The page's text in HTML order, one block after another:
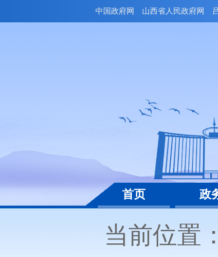
中国政府网 山西省人民政府网
首页 政
当前位置